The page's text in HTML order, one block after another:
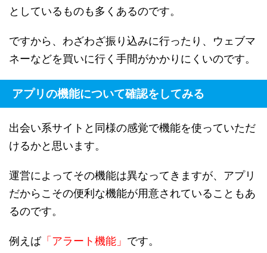
としているものも多くあるのです。
ですから、わざわざ振り込みに行ったり、ウェブマ
ネーなどを買いに行く手間がかかりにくいのです。
アプリの機能について確認をしてみる
出会い系サイトと同様の感覚で機能を使っていただ
けるかと思います。
運営によってその機能は異なってきますが、アプリ
だからこその便利な機能が用意されていることもあ
るのです。
例えば「アラート機能」 です。